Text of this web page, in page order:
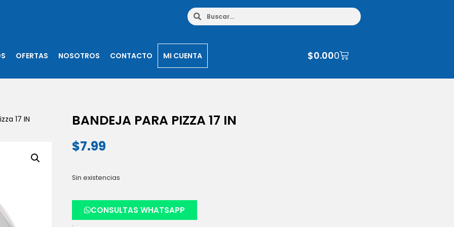
OFERTAS NOSOTROS CONTACTO MI CUENTA $0.000
17 IN
BANDEJA PARA PIZZA 17 IN
$7.99
Sin existencias
CONSULTAS WHATSAPP